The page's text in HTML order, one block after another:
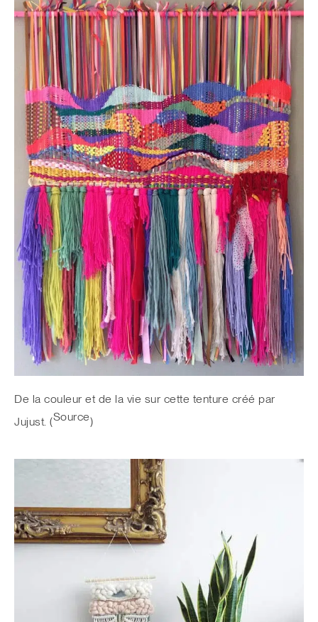
De la couleur et de la vie sur cette tenture créé par
Jujust. (Source)